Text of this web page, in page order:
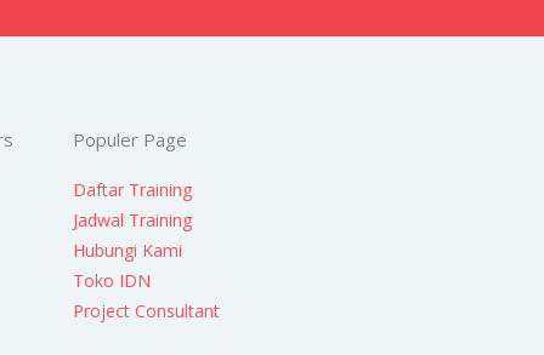
Populer Page
Daftar Training
Jadwal Training
Hubungi Kami
Toko IDN
Project Consultant